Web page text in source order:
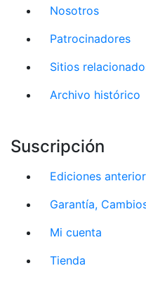
Nosotros
Patrocinadores
Sitios
Archivo histórico
Suscripción
Ediciones
Garantía,
Mi cuenta
Tienda